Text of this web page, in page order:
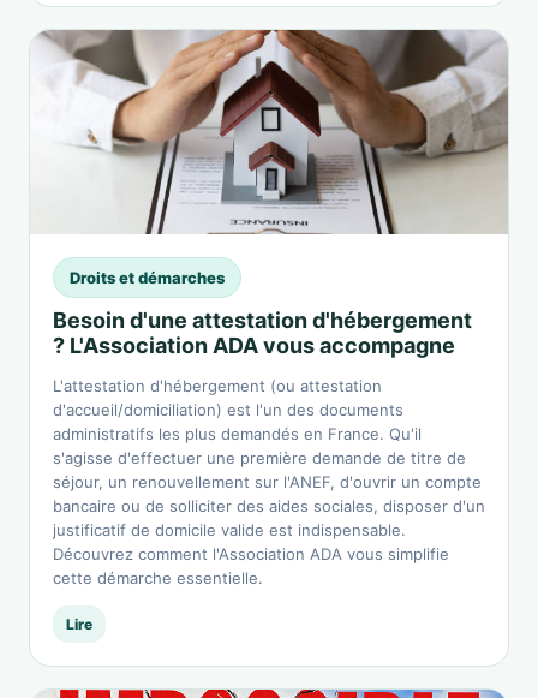
Droits et démarches
Besoin d'une attestation d'hébergement
? L'Association ADA vous accompagne
L'attestation d'hébergement (ou attestation
d'accueil/domiciliation) est l'un des documents
administratifs les plus demandés en France. Qu'il
s'agisse d'effectuer une première demande de titre de
séjour, un renouvellement sur l'ANEF, d'ouvrir un compte
bancaire ou de solliciter des aides sociales, disposer d'un
justificatif de domicile valide est indispensable.
Découvrez comment l'Association ADA vous simplifie
cette démarche essentielle.
Lire